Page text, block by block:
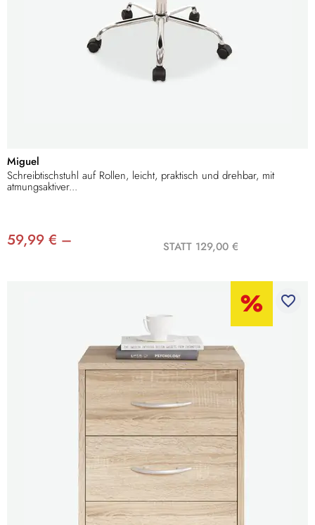
Miguel
Schreibtischstuhl auf Rollen, leicht, praktisch und drehbar, mit
atmungsaktiver...
59,99 € – STATT 129,00 €
favorite_border